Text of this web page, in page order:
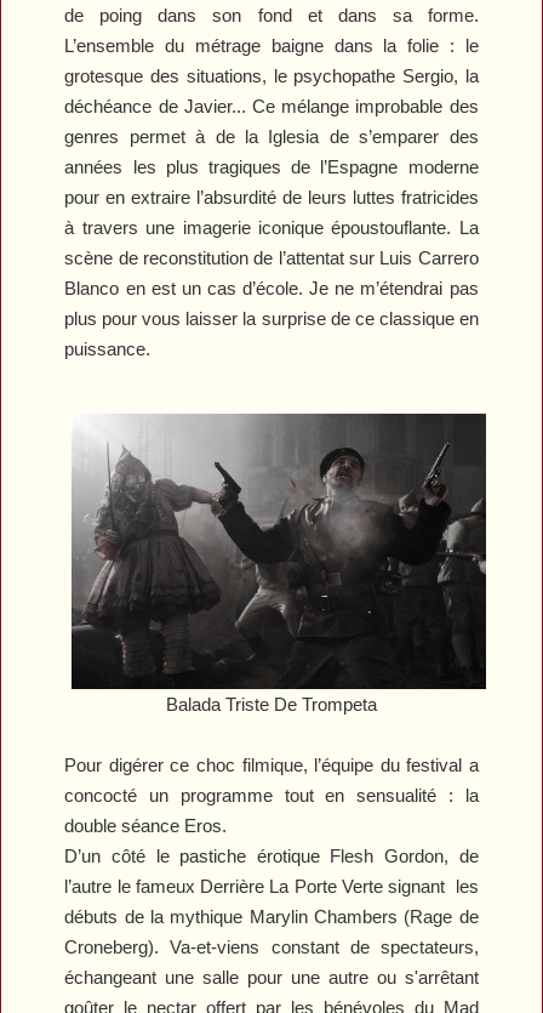
de poing dans son fond et dans sa forme.
L’ensemble du métrage baigne dans la folie : le
grotesque des situations, le psychopathe Sergio, la
déchéance de Javier... Ce mélange improbable des
genres permet à de la Iglesia de s’emparer des
années les plus tragiques de l’Espagne moderne
pour en extraire l’absurdité de leurs luttes fratricides
à travers une imagerie iconique époustouflante. La
scène de reconstitution de l’attentat sur Luis Carrero
Blanco en est un cas d’école. Je ne m’étendrai pas
plus pour vous laisser la surprise de ce classique en
puissance.
Balada Triste De Trompeta
Pour digérer ce choc filmique, l’équipe du festival a
concocté un programme tout en sensualité : la
double séance Eros.
D’un côté le pastiche érotique Flesh Gordon, de
l’autre le fameux Derrière La Porte Vertesignant les
débuts de la mythique Marylin Chambers (Rage de
Croneberg). Va-et-viens constant de spectateurs,
échangeant une salle pour une autre ou s'arrêtant
goûter le nectar offert par les bénévoles du Mad